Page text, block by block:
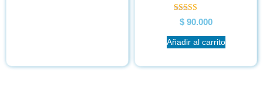
Valorado en
5.00
de 5
$90.000
Añadir al carrito